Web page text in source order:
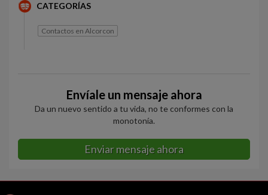
CATEGORÍAS
Contactos en Alcorcon
Envíale un mensaje ahora
Da un nuevo sentido a tu vida, no te conformes con la
monotonía.
Enviar mensaje ahora